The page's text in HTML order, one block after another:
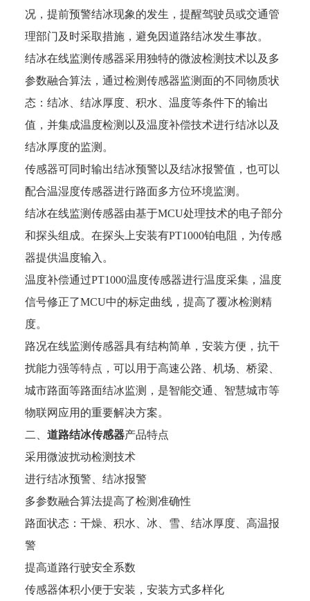
况，提前预警结冰现象的发生，提醒驾驶员或交通管
理部门及时采取措施，避免因道路结冰发生事故。
结冰在线监测传感器采用独特的微波检测技术以及多
参数融合算法，通过检测传感器监测面的不同物质状
态：结冰、结冰厚度、积水、温度等条件下的输出
值，并集成温度检测以及温度补偿技术进行结冰以及
结冰厚度的监测。
传感器可同时输出结冰预警以及结冰报警值，也可以
配合温湿度传感器进行路面多方位环境监测。
结冰在线监测传感器由基于MCU处理技术的电子部分
和探头组成。在探头上安装有PT1000铂电阻，为传感
器提供温度输入。
温度补偿通过PT1000温度传感器进行温度采集，温度
信号修正了MCU中的标定曲线，提高了覆冰检测精
度。
路况在线监测传感器具有结构简单，安装方便，抗干
扰能力强等特点，可以用于高速公路、机场、桥梁、
城市路面等路面结冰监测，是智能交通、智慧城市等
物联网应用的重要解决方案。
二、 道路结冰传感器产品特点
采用微波扰动检测技术
进行结冰预警、结冰报警
多参数融合算法提高了检测准确性
路面状态：干燥、积水、冰、雪、结冰厚度、高温报
警
提高道路行驶安全系数
传感器体积小便于安装，安装方式多样化